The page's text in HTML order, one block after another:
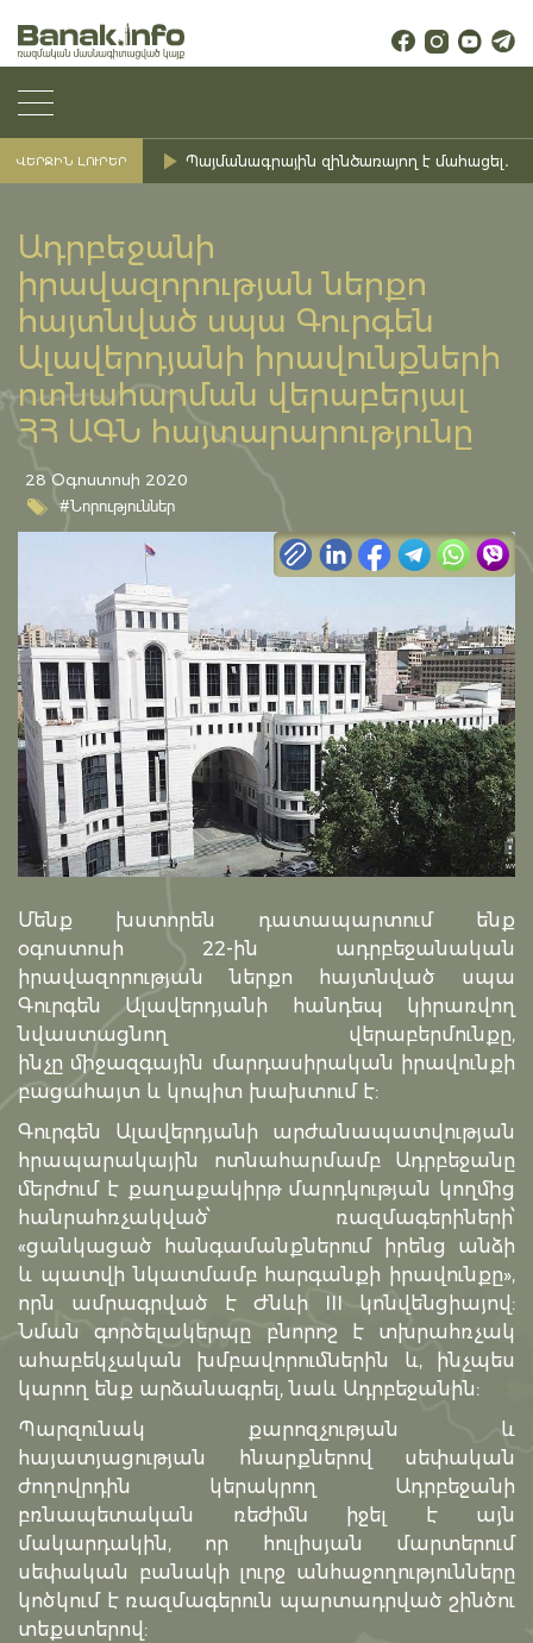
ՎԵՐՋԻՆ ԼՈՒՐԵՐ Պայմանագրային զինծառայող է մահացել․
Ադրբեջանի
իրավազորության ներքո
հայտնված սպա Գուրգեն
Ալավերդյանի իրավունքների
ոտնահարման վերաբերյալ
ՀՀ ԱԳՆ հայտարարությունը
28 Օգոստոսի 2020
#Նորություններ
Մենք խստորեն դատապարտում ենք
օգոստոսի 22-ին ադրբեջանական
իրավազորության ներքո հայտնված սպա
Գուրգեն Ալավերդյանի հանդեպ կիրառվող
նվաստացնող վերաբերմունքը,
ինչը միջազգային մարդասիրական իրավունքի
բացահայտ և կոպիտ խախտում է:
Գուրգեն Ալավերդյանի արժանապատվության
հրապարակային ոտնահարմամբ Ադրբեջանը
մերժում է քաղաքակիրթ մարդկության կողմից
հանրահռչակված՝ ռազմագերիների՝
«ցանկացած հանգամանքներում իրենց անձի
և պատվի նկատմամբ հարգանքի իրավունքը»,
որն ամրագրված է Ժնևի III կոնվենցիայով:
Նման գործելակերպը բնորոշ է տխրահռչակ
ահաբեկչական խմբավորումներին և, ինչպես
կարող ենք արձանագրել, նաև Ադրբեջանին:
Պարզունակ քարոզչության և
հայատյացության հնարքներով սեփական
ժողովրդին կերակրող Ադրբեջանի
բռնապետական ռեժիմն իջել է այն
մակարդակին, որ հուլիսյան մարտերում
սեփական բանակի լուրջ անհաջողությունները
կոծկում է ռազմագերուն պարտադրված շինծու
տեքստերով: